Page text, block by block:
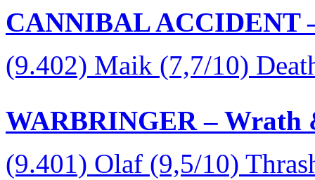
CANNIBAL ACCIDENT
(9.402) Maik (7,7/10)
WARBRINGER – Wrath
(9.401) Olaf (9,5/10)